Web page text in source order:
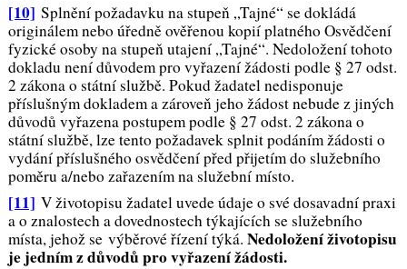
[10] Splnění požadavku na stupeň „Tajné“ se dokládá
originálem nebo úředně ověřenou kopií platného Osvědčení
fyzické osoby na stupeň utajení „Tajné“. Nedoložení tohoto
dokladu není důvodem pro vyřazení žádosti podle § 27 odst.
2 zákona o státní službě. Pokud žadatel nedisponuje
příslušným dokladem a zároveň jeho žádost nebude z jiných
důvodů vyřazena postupem podle § 27 odst. 2 zákona o
státní službě,lze tento požadavek splnit podáním žádosti o
vydání příslušného osvědčení před přijetím do služebního
poměru a/nebo zařazením na služební místo.
[11] V životopisu žadateluvede údaje o své dosavadní praxi
a o znalostech a dovednostech týkajících se služebního
místa, jehož se výběrové řízení týká. Nedoložení životopisu
je jedním z důvodů pro vyřazení žádosti.